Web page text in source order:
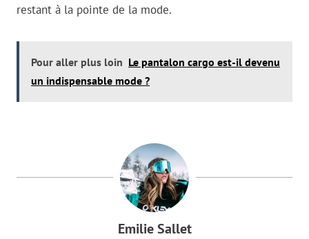
restant à la pointe de la mode.
Pour aller plus loin Le pantalon cargo est-il devenu
un indispensable mode ?
Emilie Sallet